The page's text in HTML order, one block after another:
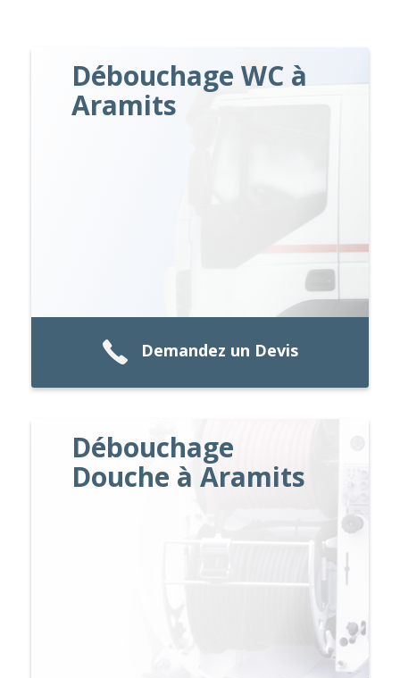
Débouchage WC à
Aramits
Demandez un Devis
Débouchage
Douche à Aramits